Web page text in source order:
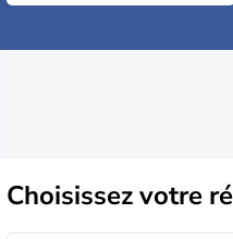
Choisissezvotre